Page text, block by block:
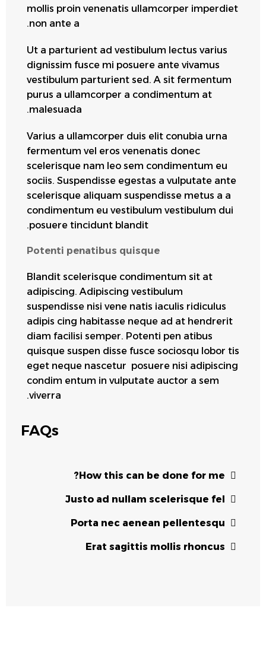
mollis proin venenatis ullamcorper imperdiet
non ante a.
Ut a parturient ad vestibulum lectus varius
dignissim fusce mi posuere ante vivamus
vestibulum parturient sed. A sit fermentum
purus a ullamcorper a condimentum at
malesuada.
Varius a ullamcorper duis elit conubia urna
fermentum vel eros venenatis donec
scelerisque nam leo sem condimentum eu
sociis. Suspendisse egestas a vulputate ante
scelerisque aliquam suspendisse metus a a
condimentum eu vestibulum vestibulum dui
posuere tincidunt blandit.
Potenti penatibus quisque
Blandit scelerisque condimentum sit at
adipiscing. Adipiscing vestibulum
suspendisse nisi vene natis iaculis ridiculus
adipis cing habitasse neque ad at hendrerit
diam facilisi semper. Potenti pen atibus
quisque suspen disse fusce sociosqu lobor tis
eget neque nascetur posuere nisi adipiscing
condim entum in vulputate auctor a sem
viverra.
FAQs
How this can be done for me?
Justo ad nullam scelerisque fel
Porta nec aenean pellentesqu
Erat sagittis mollis rhoncus